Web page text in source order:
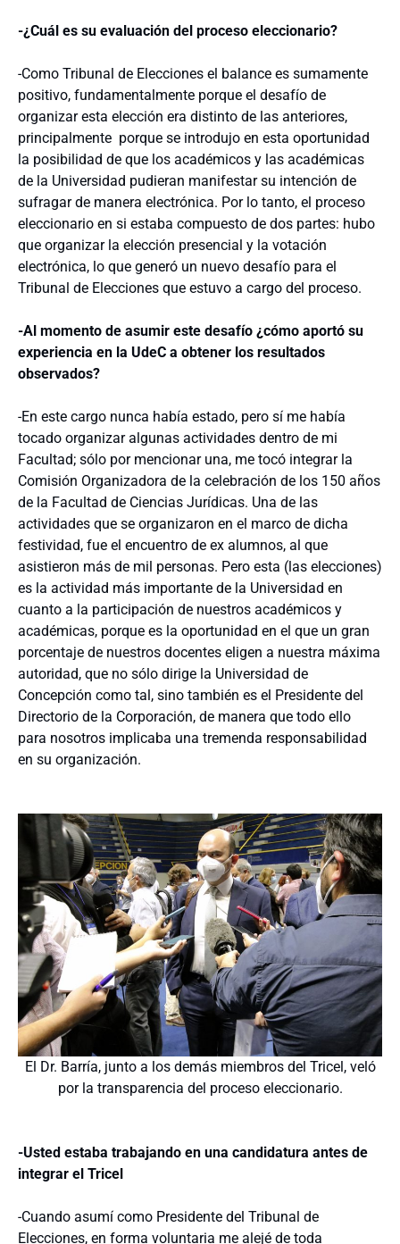
-¿Cuál es su evaluación del proceso eleccionario?
-Como Tribunal de Elecciones el balance es sumamente
positivo, fundamentalmente porque el desafío de
organizar esta elección era distinto de las anteriores,
principalmente porque se introdujo en esta oportunidad
la posibilidad de que los académicos y las académicas
de la Universidad pudieran manifestar su intención de
sufragar de manera electrónica. Por lo tanto, el proceso
eleccionario en si estaba compuesto de dos partes: hubo
que organizar la elección presencial y la votación
electrónica, lo que generó un nuevo desafío para el
Tribunal de Elecciones que estuvo a cargo del proceso.
-Al momento de asumir este desafío ¿cómo aportó su
experiencia en la UdeC a obtener los resultados
observados?
-En este cargo nunca había estado, pero sí me había
tocado organizar algunas actividades dentro de mi
Facultad; sólo por mencionar una, me tocó integrar la
Comisión Organizadora de la celebración de los 150 años
de la Facultad de Ciencias Jurídicas. Una de las
actividades que se organizaron en el marco de dicha
festividad, fue el encuentro de ex alumnos, al que
asistieron más de mil personas. Pero esta (las elecciones)
es la actividad más importante de la Universidad en
cuanto a la participación de nuestros académicos y
académicas, porque es la oportunidad en el que un gran
porcentaje de nuestros docentes eligen a nuestra máxima
autoridad, que no sólo dirige la Universidad de
Concepción como tal, sino también es el Presidente del
Directorio de la Corporación, de manera que todo ello
para nosotros implicaba una tremenda responsabilidad
en su organización.
El Dr. Barría, junto a los demás miembros del Tricel, veló
por la transparencia del proceso eleccionario.
-Usted estaba trabajando en una candidatura antes de
integrar el Tricel
-Cuando asumí como Presidente del Tribunal de
Elecciones, en forma voluntaria me alejé de toda